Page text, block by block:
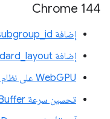
‫Chrome 144
إضافة WGSL subgroup_id
إضافة WGSL uniform_buffer_standard_layout
WebGPU على نظام التشغيل Linux
تحسين سرعة writeBuffer وwriteTexture